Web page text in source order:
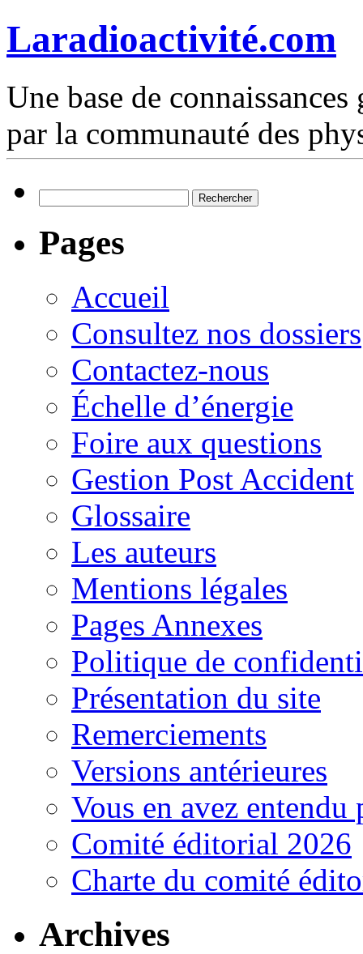
Laradioactivité.com
Une base de
par la communauté des
Pages
Accueil
Consultez nos dossiers
Contactez-nous
Échelle d’énergie
Foire aux questions
Gestion Post Accident
Glossaire
Les auteurs
Mentions légales
Pages Annexes
Politique de
Présentation du site
Remerciements
Versions antérieures
Vous en avez entendu
Comité éditorial 2026
Charte du comité
Archives